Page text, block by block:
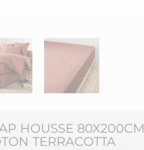
HOUSSE 80X200CM
TERRACOTTA